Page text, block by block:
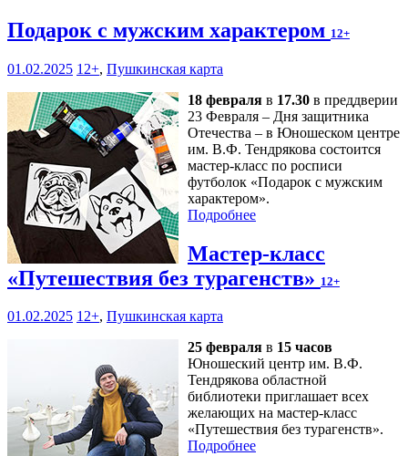
Подарок с мужским характером 12+
01.02.2025 12+, Пушкинская карта
18 февраля в 17.30 в преддверии
23 Февраля – Дня защитника
Отечества – в Юношеском центре
им. В.Ф. Тендрякова состоится
мастер-класс по росписи
футболок «Подарок с мужским
характером».
Подробнее
Мастер-класс
«Путешествия без турагенств» 12+
01.02.2025 12+, Пушкинская карта
25 февраля в 15 часов
Юношеский центр им. В.Ф.
Тендрякова областной
библиотеки приглашает всех
желающих на мастер-класс
«Путешествия без турагенств».
Подробнее